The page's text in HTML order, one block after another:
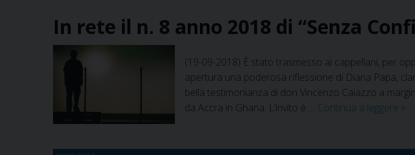
In rete il n. 8 anno 2018 di “Senza
(19-09-2018) È stato trasmesso ai cappellani, per
apertura una poderosa riflessione di Diana Papa,
bella testimonianza di don Vincenzo Caiazzo a
da Accra in Ghana. L’invito è … Continua a leggere In»